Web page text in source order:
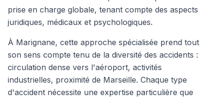
prise en charge globale, tenant compte des aspects
juridiques, médicaux et psychologiques.
À Marignane, cette approche spécialisée prend tout
son sens compte tenu de la diversité des accidents :
circulation dense vers l'aéroport, activités
industrielles, proximité de Marseille. Chaque type
d'accident nécessite une expertise particulière que